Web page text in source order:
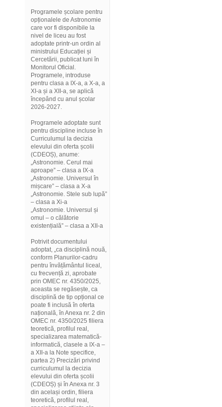
Programele școlare pentru
opționalele de Astronomie
care vor fi disponibile la
nivel de liceu au fost
adoptate printr-un ordin al
ministrului Educației și
Cercetării, publicat luni în
Monitorul Oficial.
Programele, introduse
pentru clasa a IX-a, a X-a, a
XI-a și a XII-a, se aplică
începând cu anul școlar
2026-2027.
Programele adoptate sunt
pentru discipline incluse în
Curriculumul la decizia
elevului din oferta școlii
(CDEOȘ), anume:
„Astronomie. Cerul mai
aproape” – clasa a IX-a
„Astronomie. Universul în
mișcare” – clasa a X-a
„Astronomie. Stele sub lupă”
– clasa a Xi-a
„Astronomie. Universul și
omul – o călătorie
existențială” – clasa a XII-a
Potrivit documentului
adoptat, „ca disciplină nouă,
conform Planurilor-cadru
pentru învățământul liceal,
cu frecvență zi, aprobate
prin OMEC nr. 4350/2025,
aceasta se regăsește, ca
disciplină de tip opțional ce
poate fi inclusă în oferta
națională, în Anexa nr. 2 din
OMEC nr. 4350/2025 filiera
teoretică, profilul real,
specializarea matematică-
informatică, clasele a IX-a –
a XII-a la Note specifice,
partea 2) Precizări privind
curriculumul la decizia
elevului din oferta școlii
(CDEOȘ) și în Anexa nr. 3
din același ordin, filiera
teoretică, profilul real,